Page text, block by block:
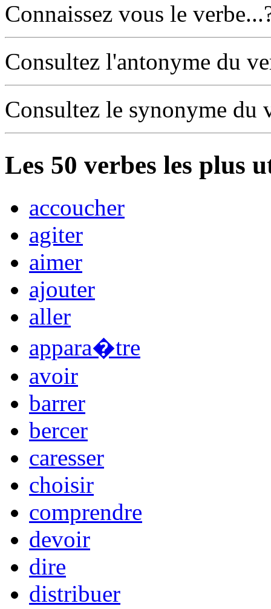
Connaissez vous le
Consultez l'antonyme du
Consultez le synonyme du
Les 50 verbes les plus
accoucher
agiter
aimer
ajouter
aller
appara�tre
avoir
barrer
bercer
caresser
choisir
comprendre
devoir
dire
distribuer